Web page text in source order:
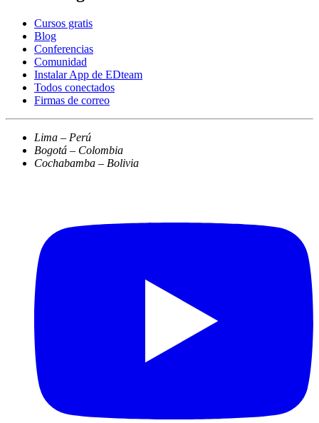
Cursos gratis
Blog
Conferencias
Comunidad
Instalar App de EDteam
Todos conectados
Firmas de correo
Lima – Perú
Bogotá – Colombia
Cochabamba – Bolivia